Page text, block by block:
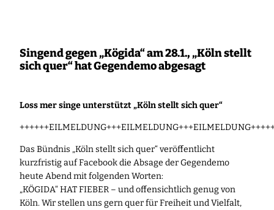
Singend gegen „Kögida“ am 28.1., „Köln stellt
sich quer“ hat Gegendemo abgesagt
Loss mer singe unterstützt „Köln stellt sich quer“
Das Bündnis „Köln stellt sich quer“ veröffentlicht
kurzfristig auf Facebook die Absage der Gegendemo
heute Abend mit folgenden Worten:
„KÖGIDA“ HAT FIEBER – und offensichtlich genug von
Köln. Wir stellen uns gern quer für Freiheit und Vielfalt,